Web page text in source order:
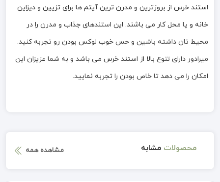
استند خرس از بروزترین و مدرن ترین آیتم ها برای تزیین و دیزاین
خانه و یا محل کار می باشند. این استندهای جذاب و مدرن را در
محیط تان داشته باشین و حس خوب لوکس بودن رو تجربه کنید.
میرادور دارای تنوع بالا از استند خرس می باشد و به شما عزیزان این
امکان را می دهد تا خاص بودن را تجربه نمایید.
محصولات مشابه مشاهده همه